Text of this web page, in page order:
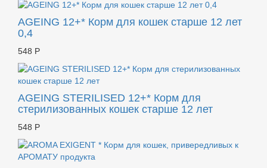
AGEING 12+* Корм для кошек старше 12 лет
0,4
548 Р
AGEING STERILISED 12+* Корм для
стерилизованных кошек старше 12 лет
548 Р